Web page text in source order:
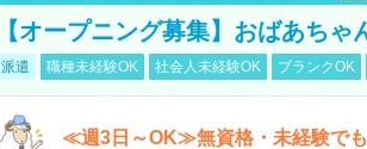
【オープニング募集】おばあち
派遣 職種未経験OK 社会人未経験OK ブランクOK
≪週3日～OK≫無資格・未経験でも